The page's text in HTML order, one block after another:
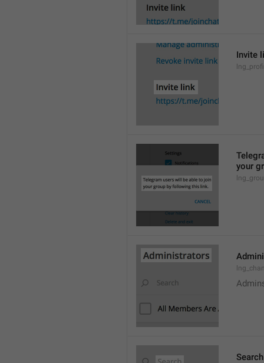
Invite
your
Search